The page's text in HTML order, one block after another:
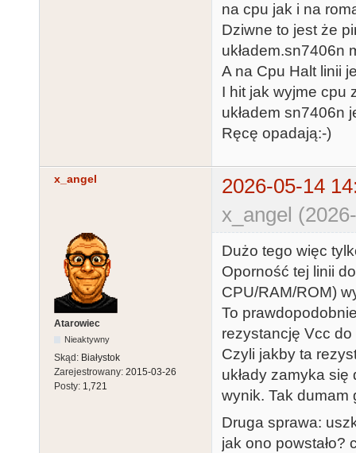
na cpu jak i na
Dziwne to jest że
układem.sn7406n
A na Cpu Halt linii
I hit jak wyjme cpu
układem sn7406n
Ręcę opadają:-)
x_angel
2026-05-14
x_angel
Atarowiec
Nieaktywny
Skąd: Białystok
Zarejestrowany: 2015-03-26
Posty: 1,721
Dużo tego więc
Oporność tej linii
CPU/RAM/ROM)
To
rezystancję Vcc
Czyli jakby ta
układy zamyka
wynik. Tak dumam
Druga sprawa:
jak ono powstało?